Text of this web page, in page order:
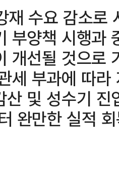
재 수요 감소로
부양책 시행과
개선될 것으로
세 부과에 따
산 및 성수기
완만한 실적